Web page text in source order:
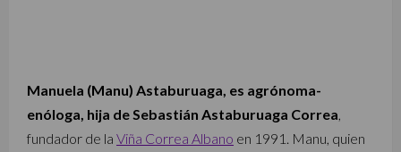
Manuela (Manu) Astaburuaga, es agrónoma-
enóloga, hija de Sebastián Astaburuaga Correa
fundador de la Viña Correa Albano en 1991. Manu, quien